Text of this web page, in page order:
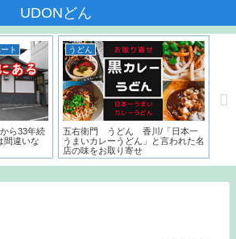
UDONどん
ト
ら33年続
間違いな
うどん
五右衛門 うどん 香川/「日本一
うまいカレーうどん」と言われた名
店の味をお取り寄せ